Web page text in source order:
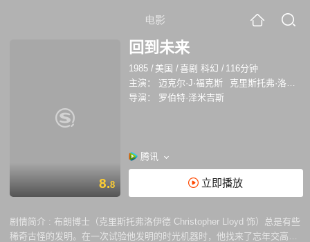
电影
8.8
回到未来
1985 / 美国 /喜剧 科幻 / 116分钟
主演：
迈克尔·J·福克斯
克里斯托弗·洛伊德
导演：
罗伯特·泽米吉斯
腾讯
立即播放
剧情简介 : 布朗博士（克里斯托弗洛伊德 Christopher Lloyd 饰）总是有些
稀奇古怪的发明。在一次试验他发明的时光机器时，他找来了忘年交高中